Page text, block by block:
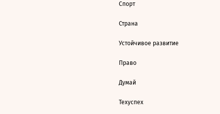
Спорт
Страна
Устойчивое развитие
Право
Думай
Техуспех